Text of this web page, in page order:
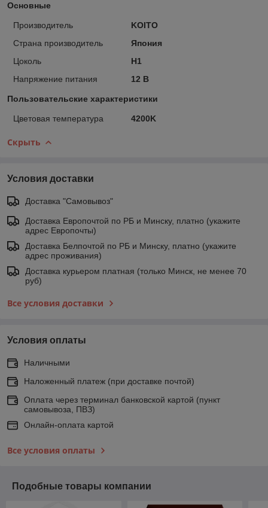
Основные
Производитель
KOITO
Страна производитель
Япония
Цоколь
H1
Напряжение питания
12 В
Пользовательские характеристики
Цветовая температура 4200K
Скрыть
Условия доставки
Доставка "Самовывоз"
Доставка Европочтой по РБ и Минску, платно (укажите
адрес Европочты)
Доставка Белпочтой по РБ и Минску, платно (укажите
адрес проживания)
Доставка курьером платная (только Минск, не менее 70
руб)
Все условия доставки
Условия оплаты
Наличными
Наложенный платеж (при доставке почтой)
Оплата через терминал банковской картой (пункт
самовывоза, ПВЗ)
Онлайн-оплата картой
Все условия оплаты
Подобные товары компании